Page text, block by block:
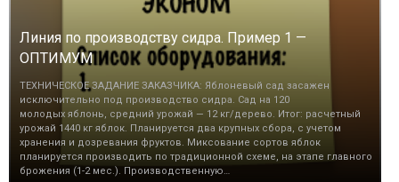
Линия по производству сидра. Пример 1 —
ОПТИМУМ
ТЕХНИЧЕСКОЕ ЗАДАНИЕ ЗАКАЗЧИКА: Яблоневый сад засажен
исключительно под производство сидра. Сад на 120
молодых яблонь, средний урожай — 12 кг/дерево. Итог: расчетный
урожай 1440 кг яблок. Планируется два крупных сбора, с учетом
хранения и дозревания фруктов. Миксование сортов яблок
планируется производить по традиционной схеме, на этапе главного
брожения (1-2 мес.). Производственную…